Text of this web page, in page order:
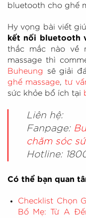
bluetooth cho ghế
Hy vọng bài viết
kết nối bluetooth
thắc mắc nào về
massage thì
Buheung
sẽ giải
ghế massage, tư
sức khỏe bổ ích tại
Liên hệ:
Fanpage:
chăm sóc
Hotline:
Có thể bạn quan
Checklist Chọn
Bố Mẹ: Từ A